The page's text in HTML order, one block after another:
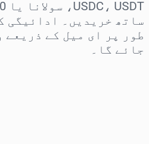
ساتھ خریدیں۔ ادائیگی
طور پر ای میل کے ذریعے
جائے گا۔